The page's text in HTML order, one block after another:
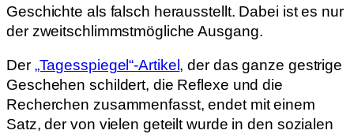
Geschichte als falsch herausstellt. Dabei ist es nur
der zweitschlimmstmögliche Ausgang.
Der „Tagesspiegel“-Artikel , der das ganze gestrige
Geschehen schildert, die Reflexe und die
Recherchen zusammenfasst, endet mit einem
Satz, der von vielen geteilt wurde in den sozialen